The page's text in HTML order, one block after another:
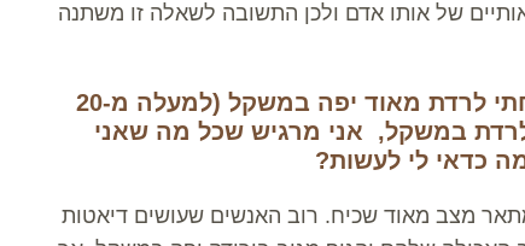
של אותו אדם ולכן התשובה לשאלה זו משתנה
עשיתי מספר דיאטות בעבר והצלחתי לרדת מאוד יפה במשקל (למעלה מ-20
במשקל, אני מרגיש שכל מה שאני
כדאי לי לעשות?
מצב מאוד שכיח. רוב האנשים שעושים דיאטות